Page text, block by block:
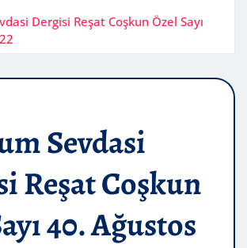
Dergisi Reşat Coşkun Özel Sayı
Sevdasi
Reşat Coşkun
40. Ağustos